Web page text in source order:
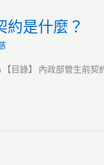
約是什麼？
目錄】 內政部管生前